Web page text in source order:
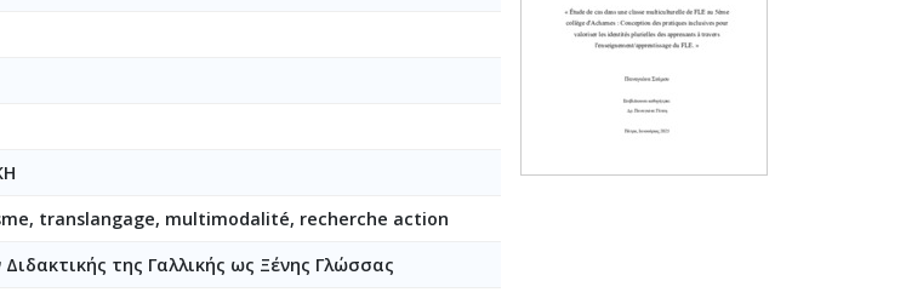
translangage, multimodalité, recherche action
της Γαλλικής ως Ξένης Γλώσσας